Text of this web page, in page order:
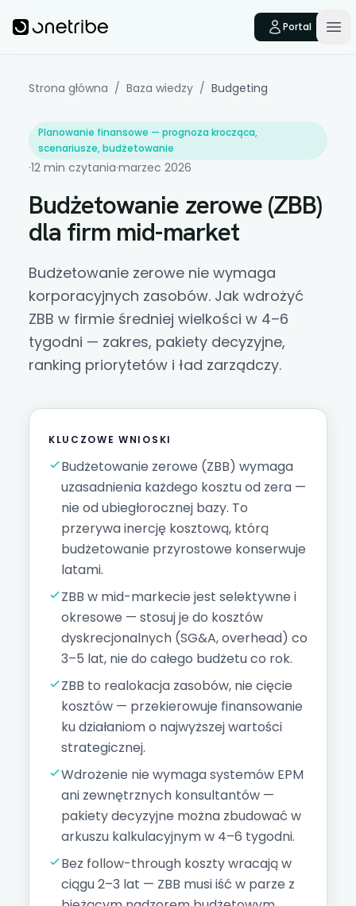
Onetribe
Portal
Strona główna / Baza wiedzy / Budgeting
Planowanie finansowe — prognoza krocząca,
scenariusze, budżetowanie
·12 min czytania·marzec 2026
Budżetowanie zerowe (ZBB)
dla firm mid-market
Budżetowanie zerowe nie wymaga
korporacyjnych zasobów. Jak wdrożyć
ZBB w firmie średniej wielkości w 4–6
tygodni — zakres, pakiety decyzyjne,
ranking priorytetów i ład zarządczy.
KLUCZOWE WNIOSKI
Budżetowanie zerowe (ZBB) wymaga
uzasadnienia każdego kosztu od zera —
nie od ubiegłorocznej bazy. To
przerywa inercję kosztową, którą
budżetowanie przyrostowe konserwuje
latami.
ZBB w mid-markecie jest selektywne i
okresowe — stosuj je do kosztów
dyskrecjonalnych (SG&A, overhead) co
3–5 lat, nie do całego budżetu co rok.
ZBB to realokacja zasobów, nie cięcie
kosztów — przekierowuje finansowanie
ku działaniom o najwyższej wartości
strategicznej.
Wdrożenie nie wymaga systemów EPM
ani zewnętrznych konsultantów —
pakiety decyzyjne można zbudować w
arkuszu kalkulacyjnym w 4–6 tygodni.
Bez follow-through koszty wracają w
ciągu 2–3 lat — ZBB musi iść w parze z